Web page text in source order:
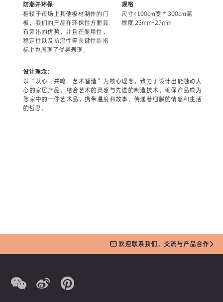
防潮并环保
相较于市场上其他板材制作的门
板，我们的产品在环保性方面具
有突出的优势，并且在耐用性、
稳定性以及抗湿性等关键性能指
标上也展现了优异表现。
规格
尺寸<100cm宽 * 300cm高
厚度 23mm-27mm
设计理念：
以“从心·共鸣，艺术智造”为核心理念，致力于设计出能触动人
心的家居产品。结合艺术的灵感与先进的制造技术，确保产品成为
您家中的一件艺术品，携带温度和故事，传递着细腻的情感和生活
的哲思。
欢迎联系我们，交流与产品合作